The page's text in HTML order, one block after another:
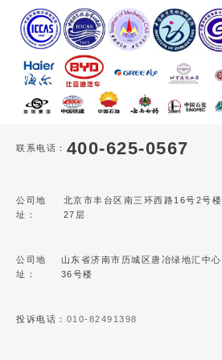
联系电话： 400-625-0567
公司地
址：
北京市丰台区南三环西路16号2号楼
27层
公司地
址：
山东省济南市历城区唐冶绿地汇中心
36号楼
投诉电话： 010-82491398